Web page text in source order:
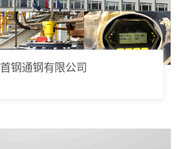
首钢通钢有限公司